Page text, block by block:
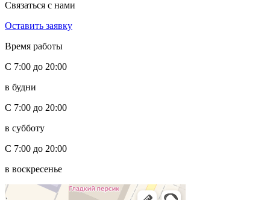
Связаться с нами
Оставить заявку
Время работы
С 7:00 до 20:00
в будни
С 7:00 до 20:00
в субботу
С 7:00 до 20:00
в воскресенье